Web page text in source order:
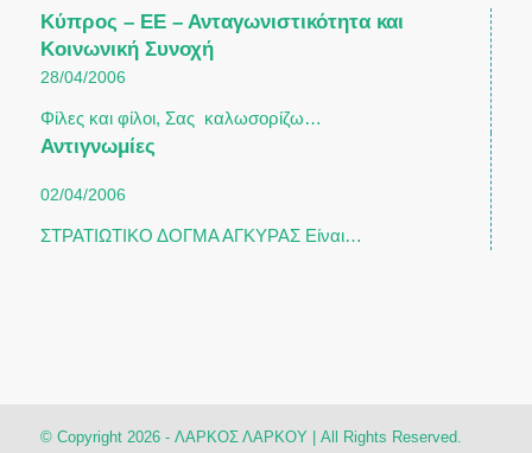
Κύπρος – ΕΕ – Ανταγωνιστικότητα και
Κοινωνική Συνοχή
28/04/2006
Φίλες και φίλοι, Σας καλωσορίζω…
Αντιγνωμίες
02/04/2006
ΣΤΡΑΤΙΩΤΙΚΟ ΔΟΓΜΑ ΑΓΚΥΡΑΣ Είναι…
© Copyright 2026 - ΛΑΡΚΟΣ ΛΑΡΚΟΥ | All Rights Reserved.